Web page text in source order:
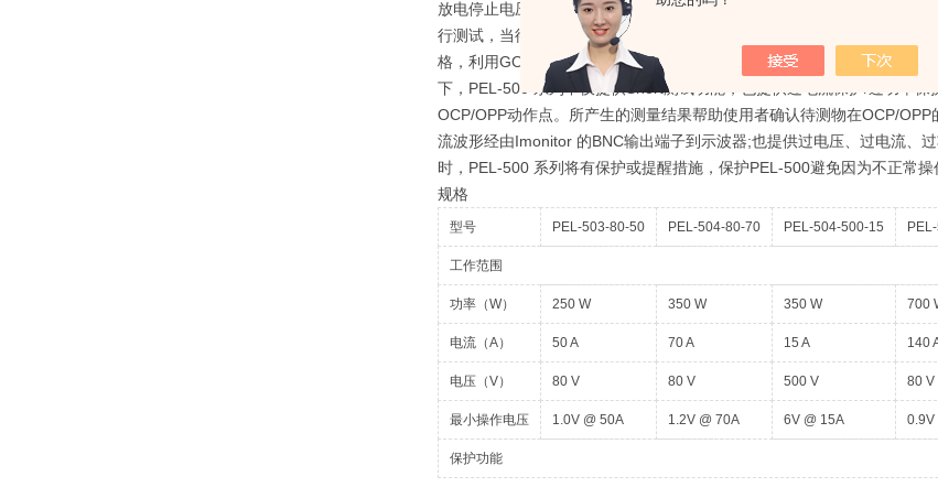
放电停止电压(Vbatt)、 放电容量(AH、 WH)以及停止放电时间。使用者
行测试，当待测体的输出电压上升至加载电压值，开始进行加载，当输
格，利用GO/NG功能预先设定判断条件，PEL.500 系列将在测试过程中
下，PEL-500 系列不仅提供Short测试功能，也提供过电流保护/过功率
OCP/OPP动作点。所产生的测量结果帮助使用者确认待测物在OCP/
流波形经由Imonitor 的BNC输出端子到示波器;也提供过电压、过电流、
时，PEL-500 系列将有保护或提醒措施，保护PEL-500避免因为不正常操
规格
型号 PEL-503-80-50 PEL-504-80-70 PEL-504-500-15
工作范围
功率（W） 250 W 350 W 350 W 700
电流（A） 50 A 70 A 15 A 140
电压（V） 80 V 80 V 500 V 80 V
最小操作电压 1.0V @ 50A 1.2V @ 70A 6V @ 15A 0.9V
保护功能